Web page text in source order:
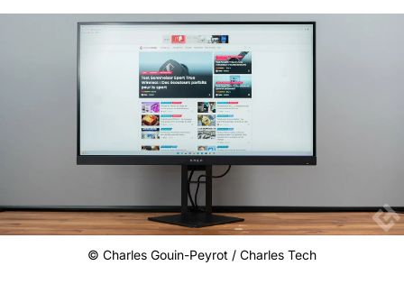
© Charles Gouin-Peyrot / Charles Tech